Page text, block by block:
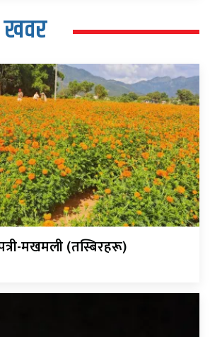
खवर
मखमली (तस्बिरहरू)